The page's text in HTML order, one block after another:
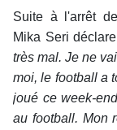
Suite à l'arrêt
Mika Seri
très mal. Je ne
moi, le football a
joué ce week-
au football. Mon